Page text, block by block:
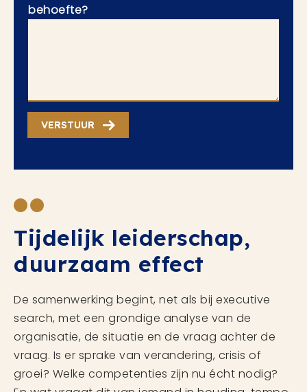
behoefte?
VERSTUUR
Tijdelijk leiderschap,
duurzaam effect
De samenwerking begint, net als bij executive
search, met een grondige analyse van de
organisatie, de situatie en de vraag achter de
vraag. Is er sprake van verandering, crisis of
groei? Welke competenties zijn nu écht nodig?